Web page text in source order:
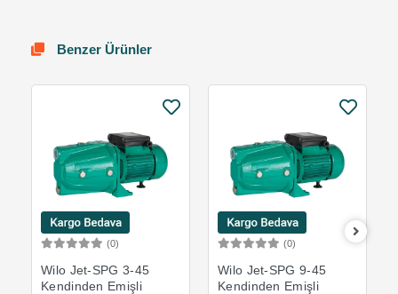
Benzer Ürünler
(0)
Wilo Jet-SPG 3-45
Kendinden Emişli
(0)
Wilo Jet-SPG 9-45
Kendinden Emişli